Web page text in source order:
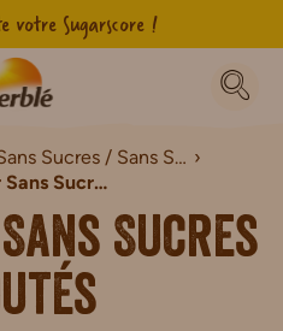
votre Sugarscore !
Sans Sucres / Sans Sucres Ajoutés
À tartiner Sans Sucres Ajoutés
Sucres